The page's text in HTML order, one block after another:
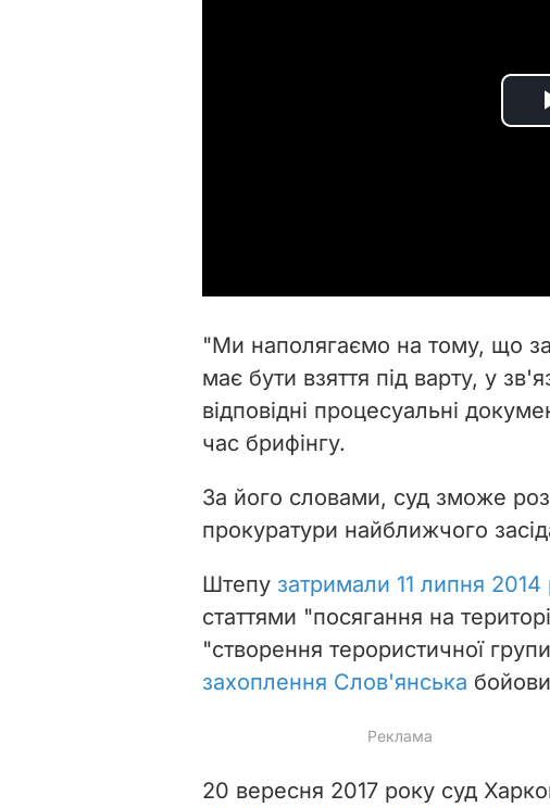
"Ми наполягаємо на тому, що
має бути взяття під варту, у
відповідні процесуальні
час брифінгу.
За його словами, суд зможе
прокуратури найближчого
Штепу затримали 11 липня 2014
статтями "посягання на
"створення терористичної
захоплення Слов'янська
20 вересня 2017 року суд